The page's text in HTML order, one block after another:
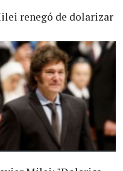
renegó de dolarizar